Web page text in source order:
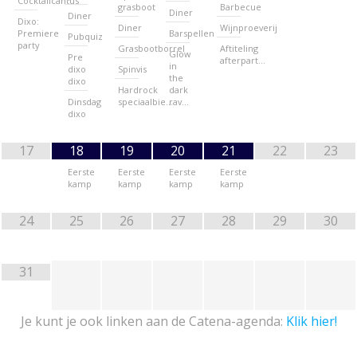
Dixo:
Premiere
party
Diner
Pubquiz
Pre
dixo
dixo
Dinsdag
dixo
grasboot
Diner
Grasbootborrel
Spinvis
Hardrock
speciaalbie…
Diner
Barspellen
Glow
in
the
dark
rav…
Barbecue
Wijnproeverij
Aftiteling
afterpart…
17 18
Eerste
kamp
19
Eerste
kamp
20
Eerste
kamp
21
Eerste
kamp
22 23
24 25 26 27 28 29 30
31
Je kunt je ook linken aan de Catena-agenda: Klik hier!